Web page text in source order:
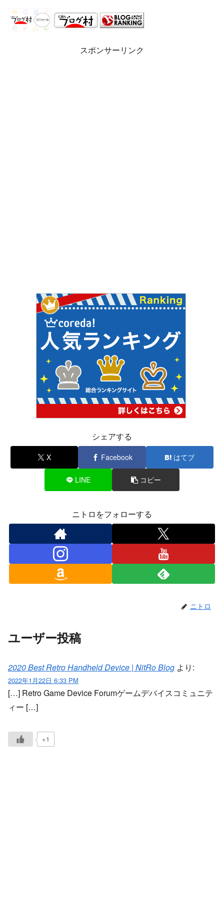
スポンサーリンク
シェアする
X Facebook はてブ
LINE コピー
ニトロをフォローする
ニトロ
ユーザー投稿
2020 Best Retro Handheld Device | NitRo Blog より:
2022年1月22日 6:33 PM
[…] Retro Game Device Forumゲームデバイスコミュニテ
ィー […]
+1